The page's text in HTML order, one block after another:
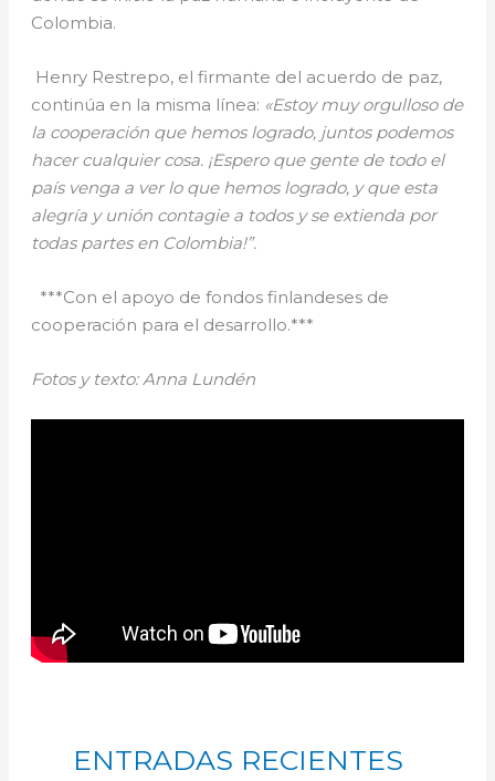
Colombia.
Henry Restrepo, el firmante del acuerdo de paz,
continúa en la misma línea: «Estoy muy orgulloso de
la cooperación que hemos logrado, juntos podemos
hacer cualquier cosa. ¡Espero que gente de todo el
país venga a ver lo que hemos logrado, y que esta
alegría y unión contagie a todos y se extienda por
todas partes en Colombia!”.
***Con el apoyo de fondos finlandeses de
cooperación para el desarrollo.***
Fotos y texto: Anna Lundén
ENTRADAS RECIENTES